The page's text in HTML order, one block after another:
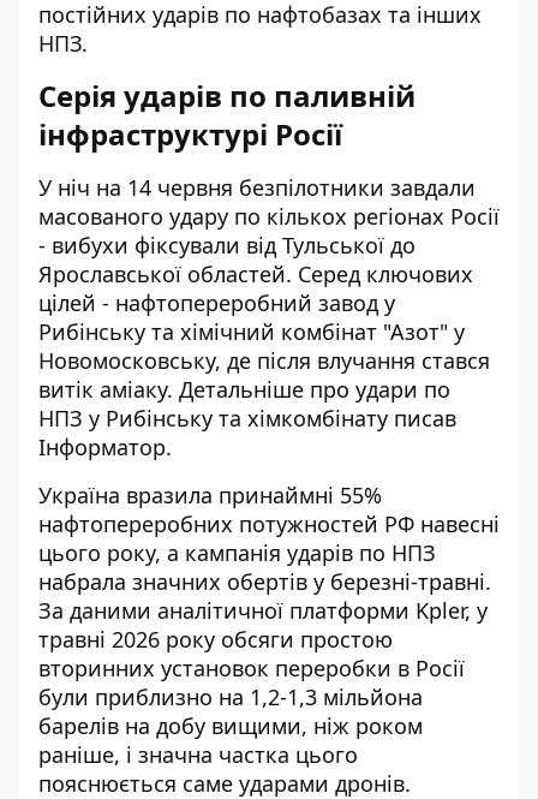
постійних ударів по нафтобазах та інших
НПЗ.
Серія ударів по паливній
інфраструктурі Росії
У ніч на 14 червня безпілотники завдали
масованого удару по кількох регіонах Росії
- вибухи фіксували від Тульської до
Ярославської областей. Серед ключових
цілей - нафтопереробний завод у
Рибінську та хімічний комбінат "Азот" у
Новомосковську, де після влучання стався
витік аміаку. Детальніше про удари по
НПЗ у Рибінську та хімкомбінату писав
Інформатор.
Україна вразила принаймні 55%
нафтопереробних потужностей РФ навесні
цього року, а кампанія ударів по НПЗ
набрала значних обертів у березні-травні.
За даними аналітичної платформи Kpler, у
травні 2026 року обсяги простою
вторинних установок переробки в Росії
були приблизно на 1,2-1,3 мільйона
барелів на добу вищими, ніж роком
раніше, і значна частка цього
пояснюється саме ударами дронів.